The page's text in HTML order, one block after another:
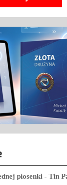
piosenki - Tin